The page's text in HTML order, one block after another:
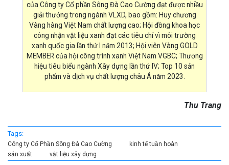
của Công ty Cổ phần Sông Đà Cao Cường đạt được nhiều
giải thưởng trong ngành VLXD, bao gồm: Huy chương
Vàng hàng Việt Nam chất lượng cao; Hội đồng khoa học
công nhận vật liệu xanh đạt các tiêu chí vì môi trường
xanh quốc gia lần thứ I năm 2013; Hội viên Vàng GOLD
MEMBER của hội công trình xanh Việt Nam VGBC; Thương
hiệu tiêu biểu ngành Xây dựng lần thứ IV; Top 10 sản
phẩm và dịch vụ chất lượng châu Á năm 2023.
Thu Trang
Tags:
Công ty Cổ Phần Sông Đà Cao Cường
kinh tế tuần hoàn
sản xuất
vật liệu xây dựng